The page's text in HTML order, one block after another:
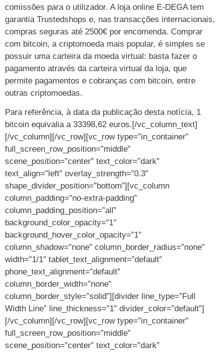
comissões para o utilizador. A loja online E-DEGA tem
garantia Trustedshops e, nas transacções internacionais,
compras seguras até 2500€ por encomenda. Comprar
com bitcoin, a criptomoeda mais popular, é simples se
possuir uma carteira da moeda virtual: basta fazer o
pagamento através da carteira virtual da loja, que
permite pagamentos e cobranças com bitcoin, entre
outras criptomoedas.
Para referência, à data da publicação desta notícia, 1
bitcoin equivalia a 33398,62 euros.[/vc_column_text]
[/vc_column][/vc_row][vc_row type=”in_container”
full_screen_row_position=”middle”
scene_position=”center” text_color=”dark”
text_align=”left” overlay_strength=”0.3″
shape_divider_position=”bottom”][vc_column
column_padding=”no-extra-padding”
column_padding_position=”all”
background_color_opacity=”1″
background_hover_color_opacity=”1″
column_shadow=”none” column_border_radius=”none”
width=”1/1″ tablet_text_alignment=”default”
phone_text_alignment=”default”
column_border_width=”none”
column_border_style=”solid”][divider line_type=”Full
Width Line” line_thickness=”1″ divider_color=”default”]
[/vc_column][/vc_row][vc_row type=”in_container”
full_screen_row_position=”middle”
scene_position=”center” text_color=”dark”